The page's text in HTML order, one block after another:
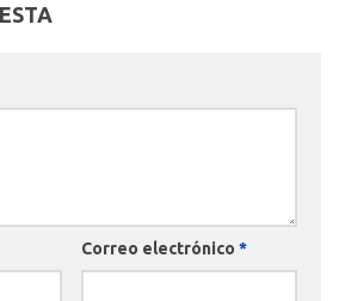
Correo electrónico *